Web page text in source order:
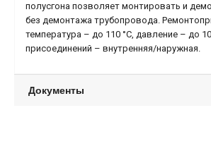
полусгона позволяет монтировать и
без демонтажа трубопровода.
температура – до 110 °С, давление – до
присоединений – внутренняя/наружная.
Документы